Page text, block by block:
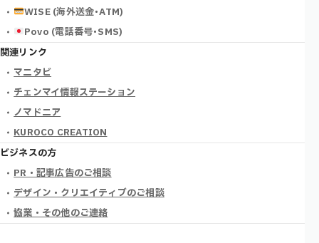
WISE (海外送金･ATM)
Povo (電話番号･SMS)
関連リンク
マニタビ
チェンマイ情報ステーション
ノマドニア
KUROCO CREATION
ビジネスの方
PR・記事広告のご相談
デザイン・クリエイティブのご相談
協業・その他のご連絡